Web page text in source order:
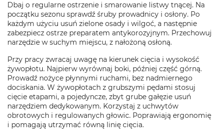
Dbaj o regularne ostrzenie i smarowanie listwy tnącej. Na
początku sezonu sprawdź śruby prowadnicy i osłony. Po
każdym użyciu usuń zielone osady i wilgoć, a następnie
zabezpiecz ostrze preparatem antykorozyjnym. Przechowuj
narzędzie w suchym miejscu, z nałożoną osłoną.
Przy pracy zwracaj uwagę na kierunek cięcia i wysokość
żywopłotu. Najpierw wyrównaj boki, później część górną.
Prowadź nożyce płynnymi ruchami, bez nadmiernego
dociskania. W żywopłotach z grubszymi pędami stosuj
cięcie etapami, a pojedyncze, zbyt grube gałęzie usuń
narzędziem dedykowanym. Korzystaj z uchwytów
obrotowych i regulowanych głowic. Poprawiają ergonomię
i pomagają utrzymać równą linię cięcia.